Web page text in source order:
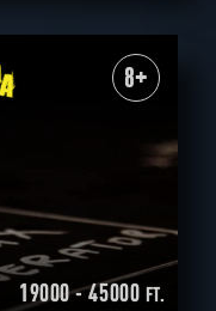
8+
19000 - 45000 FT.